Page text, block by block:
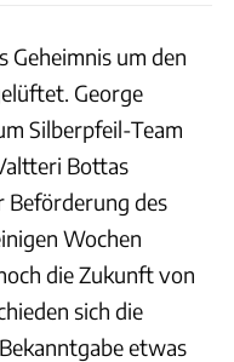
Geheimnis um den
George
Silberpfeil-Team
Bottas
Beförderung des
Wochen
die Zukunft von
sich die
etwas